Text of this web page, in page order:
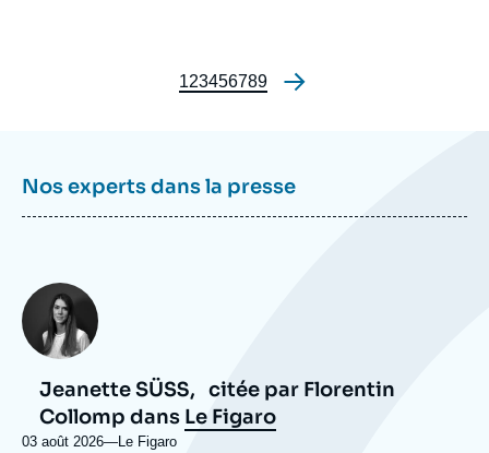
Pagination
Page
1Page
2Page
3Page
4Page
5Page
6Page
7Page
8Page
9
Nos experts dans la presse
Photo
Jeanette SÜẞ, citée par Florentin
Collomp dans Le Figaro
03 août 2026—Nom
Le Figaro